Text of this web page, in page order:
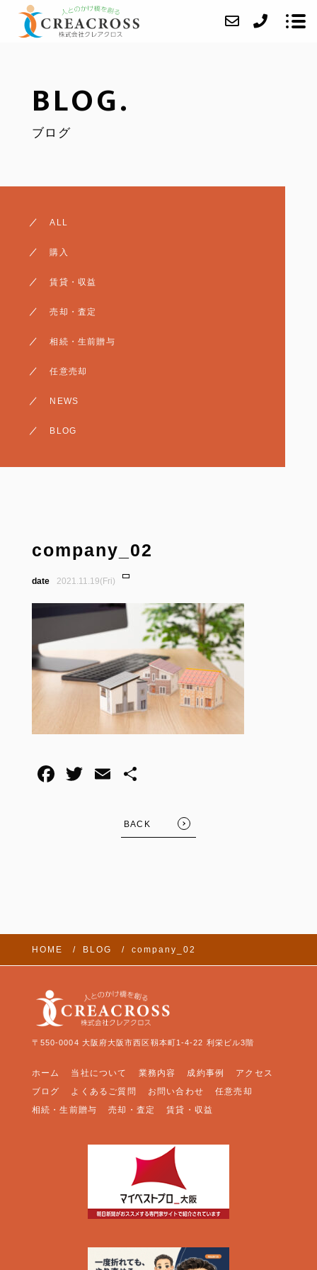
BLOG.
ブログ
ALL
購入
賃貸・収益
売却・査定
相続・生前贈与
任意売却
NEWS
BLOG
company_02
2021.11.19(Fri)
BACK
HOME BLOG company_02
〒550-0004 大阪府大阪市西区靱本町1-4-22 利栄ビル3階
ホーム 当社について 業務内容 成約事例
アクセス
ブログ
よくあるご質問 お問い合わせ
任意売却
相続・生前贈与
売却・査定 賃貸・収益